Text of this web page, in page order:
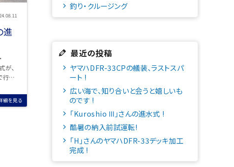
進
が、
行わ
細を見る
釣り・クルージング
最近の投稿
ヤマハDFR-33CPの艤装、ラストスパ
ート !
広い海で、知り合いと会うと嬉しいも
のです !
「Kuroshio Ⅲ」さんの進水式 !
酷暑の納入前試運転!
「H」さんのヤマハDFR-33デッキ加工
完成 !